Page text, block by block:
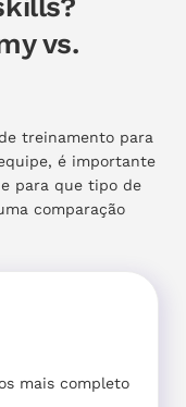
vs.
treinamento para
é importante
para que tipo de
comparação
mais completo